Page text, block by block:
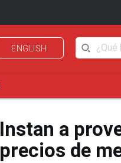
ENGLISH
Instan a
precios de